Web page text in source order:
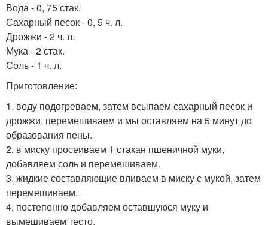
Вода - 0, 75 стак.
Сахарный песок - 0, 5 ч. л.
Дрожжи - 2 ч. л.
Мука - 2 стак.
Соль - 1 ч. л.
Приготовление:
1. воду подогреваем, затем всыпаем сахарный песок и
дрожжи, перемешиваем и мы оставляем на 5 минут до
образования пены.
2. в миску просеиваем 1 стакан пшеничной муки,
добавляем соль и перемешиваем.
3. жидкие составляющие вливаем в миску с мукой, затем
перемешиваем.
4. постепенно добавляем оставшуюся муку и
вымешиваем тесто.